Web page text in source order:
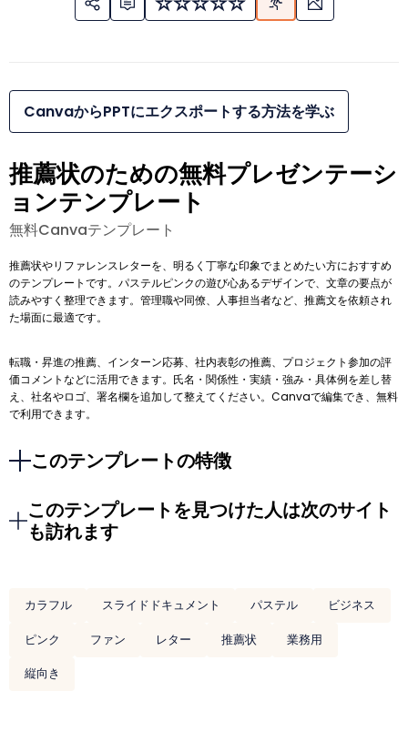
CanvaからPPTにエクスポートする方法を学ぶ
推薦状のための無料プレゼンテーシ
ョンテンプレート
無料Canvaテンプレート
推薦状やリファレンスレターを、明るく丁寧な印象でまとめたい方におすすめ
のテンプレートです。パステルピンクの遊び心あるデザインで、文章の要点が
読みやすく整理できます。管理職や同僚、人事担当者など、推薦文を依頼され
た場面に最適です。
転職・昇進の推薦、インターン応募、社内表彰の推薦、プロジェクト参加の評
価コメントなどに活用できます。氏名・関係性・実績・強み・具体例を差し替
え、社名やロゴ、署名欄を追加して整えてください。Canvaで編集でき、無料
で利用できます。
このテンプレートの特徴
このテンプレートを見つけた人は次のサイト
も訪れます
カラフル スライドドキュメント パステル
ビジネス
ピンク
ファン レター 推薦状
業務用
縦向き